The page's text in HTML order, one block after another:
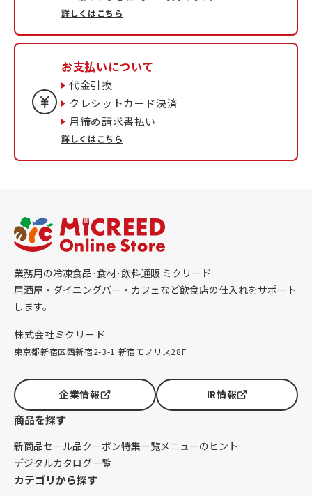
詳しくはこちら
お支払いについて
代金引換
クレシットカード決済
月締め請求書払い
詳しくはこちら
業務用の冷凍食品·食材·飲料通販 ミクリード
居酒屋・ダイニングバー・カフェなど飲食店の仕入れをサポート
します。
株式会社ミクリード
東京都新宿区西新宿2-3-1 新宿モノリス28F
企業情報 IR情報
商品を探す
新商品セール品クーポン特集一覧メニューのヒント
デジタルカタログ一覧
カテゴリから探す